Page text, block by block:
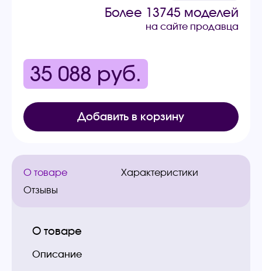
Более 13745 моделей
на сайте продавца
35 088 руб.
Добавить в корзину
О товаре
Характеристики
Отзывы
О товаре
Описание